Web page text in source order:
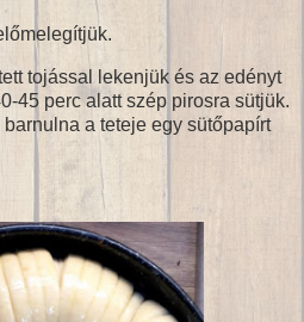
tojással lekenjük és az edényt
45 perc alatt szép pirosra sütjük.
a teteje egy sütőpapírt